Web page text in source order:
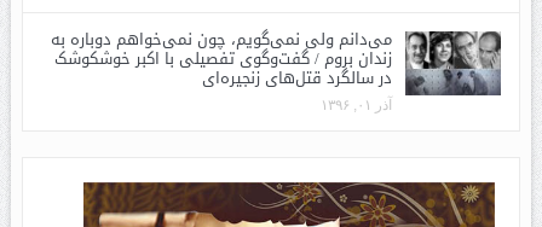
می‌دانم ولی نمی‌گویم، چون نمی‌خواهم دوباره به
زندان بروم / گفت‌وگوی تفصیلی با اکبر خوشکوشک
در سالگرد قتل‌های زنجیره‌ای
آذر ۰۱, ۱۳۹۶